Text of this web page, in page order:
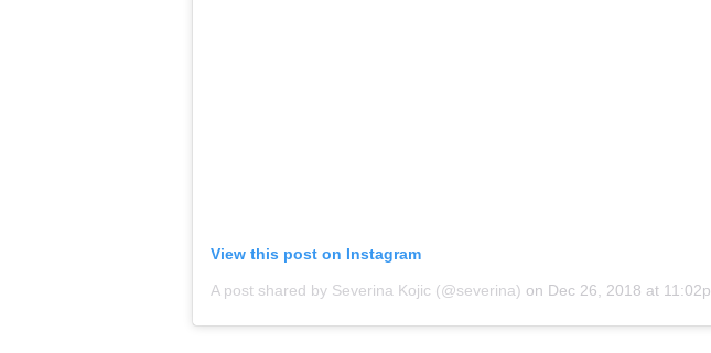
View this post on Instagram
A post shared by Severina Kojic (@severina) on Dec 26, 2018 at 11:02pm PST